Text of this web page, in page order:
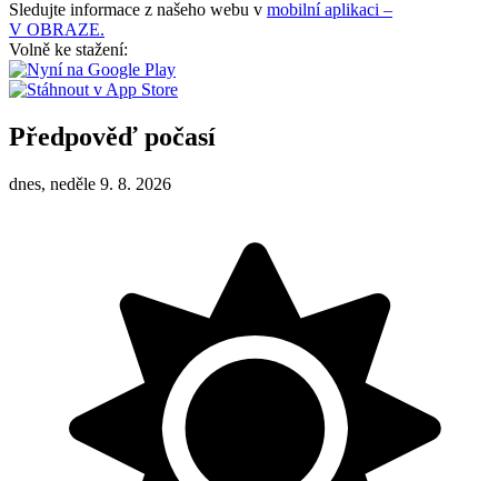
Sledujte informace z našeho webu v mobilní aplikaci –
V OBRAZE.
Volně ke stažení:
Předpověď počasí
dnes, neděle 9. 8. 2026